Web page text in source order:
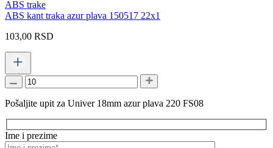
ABS trake
ABS kant traka azur plava 150517 22x1
103,00 RSD
Pošaljite upit za Univer 18mm azur plava 220 FS08
Ime i prezime